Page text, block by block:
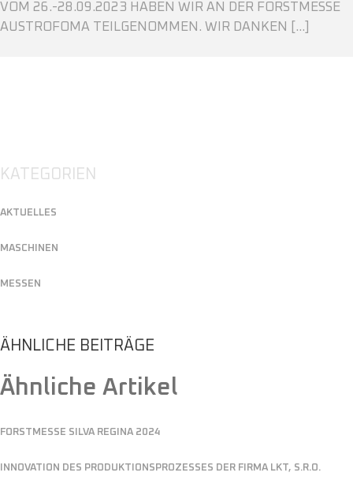
VOM 26.-28.09.2023 HABEN WIR AN DER FORSTMESSE
AUSTROFOMA TEILGENOMMEN. WIR DANKEN [...]
KATEGORIEN
AKTUELLES
MASCHINEN
MESSEN
ÄHNLICHE BEITRÄGE
Ähnliche Artikel
FORSTMESSE SILVA REGINA 2024
INNOVATION DES PRODUKTIONSPROZESSES DER FIRMA LKT, S.R.O.